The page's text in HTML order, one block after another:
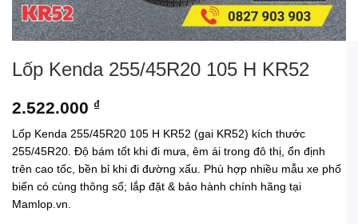
Lốp Kenda 255/45R20 105 H KR52
2.522.000 ₫
Lốp Kenda 255/45R20 105 H KR52 (gai KR52) kích thước
255/45R20. Độ bám tốt khi đi mưa, êm ái trong đô thị, ổn định
trên cao tốc, bền bỉ khi đi đường xấu. Phù hợp nhiều mẫu xe phổ
biến có cùng thông số; lắp đặt & bảo hành chính hãng tại
Mamlop.vn.